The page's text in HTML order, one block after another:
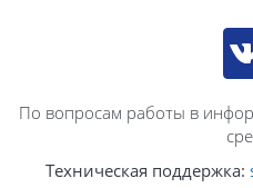
По вопросам работы в
Техническая поддержка: